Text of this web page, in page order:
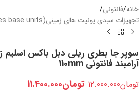
خانه/فانتونی/
تجهیزات سبدی یونیت های زمینی(F series accessories base units)
سوپر جا بطری ریلی دبل باکس اسلیم
آرامبند فانتونی 110mm
تومان12.000.000 تومان11.400.000